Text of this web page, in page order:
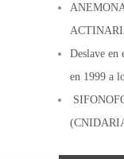
Deslave en
en 1999 a